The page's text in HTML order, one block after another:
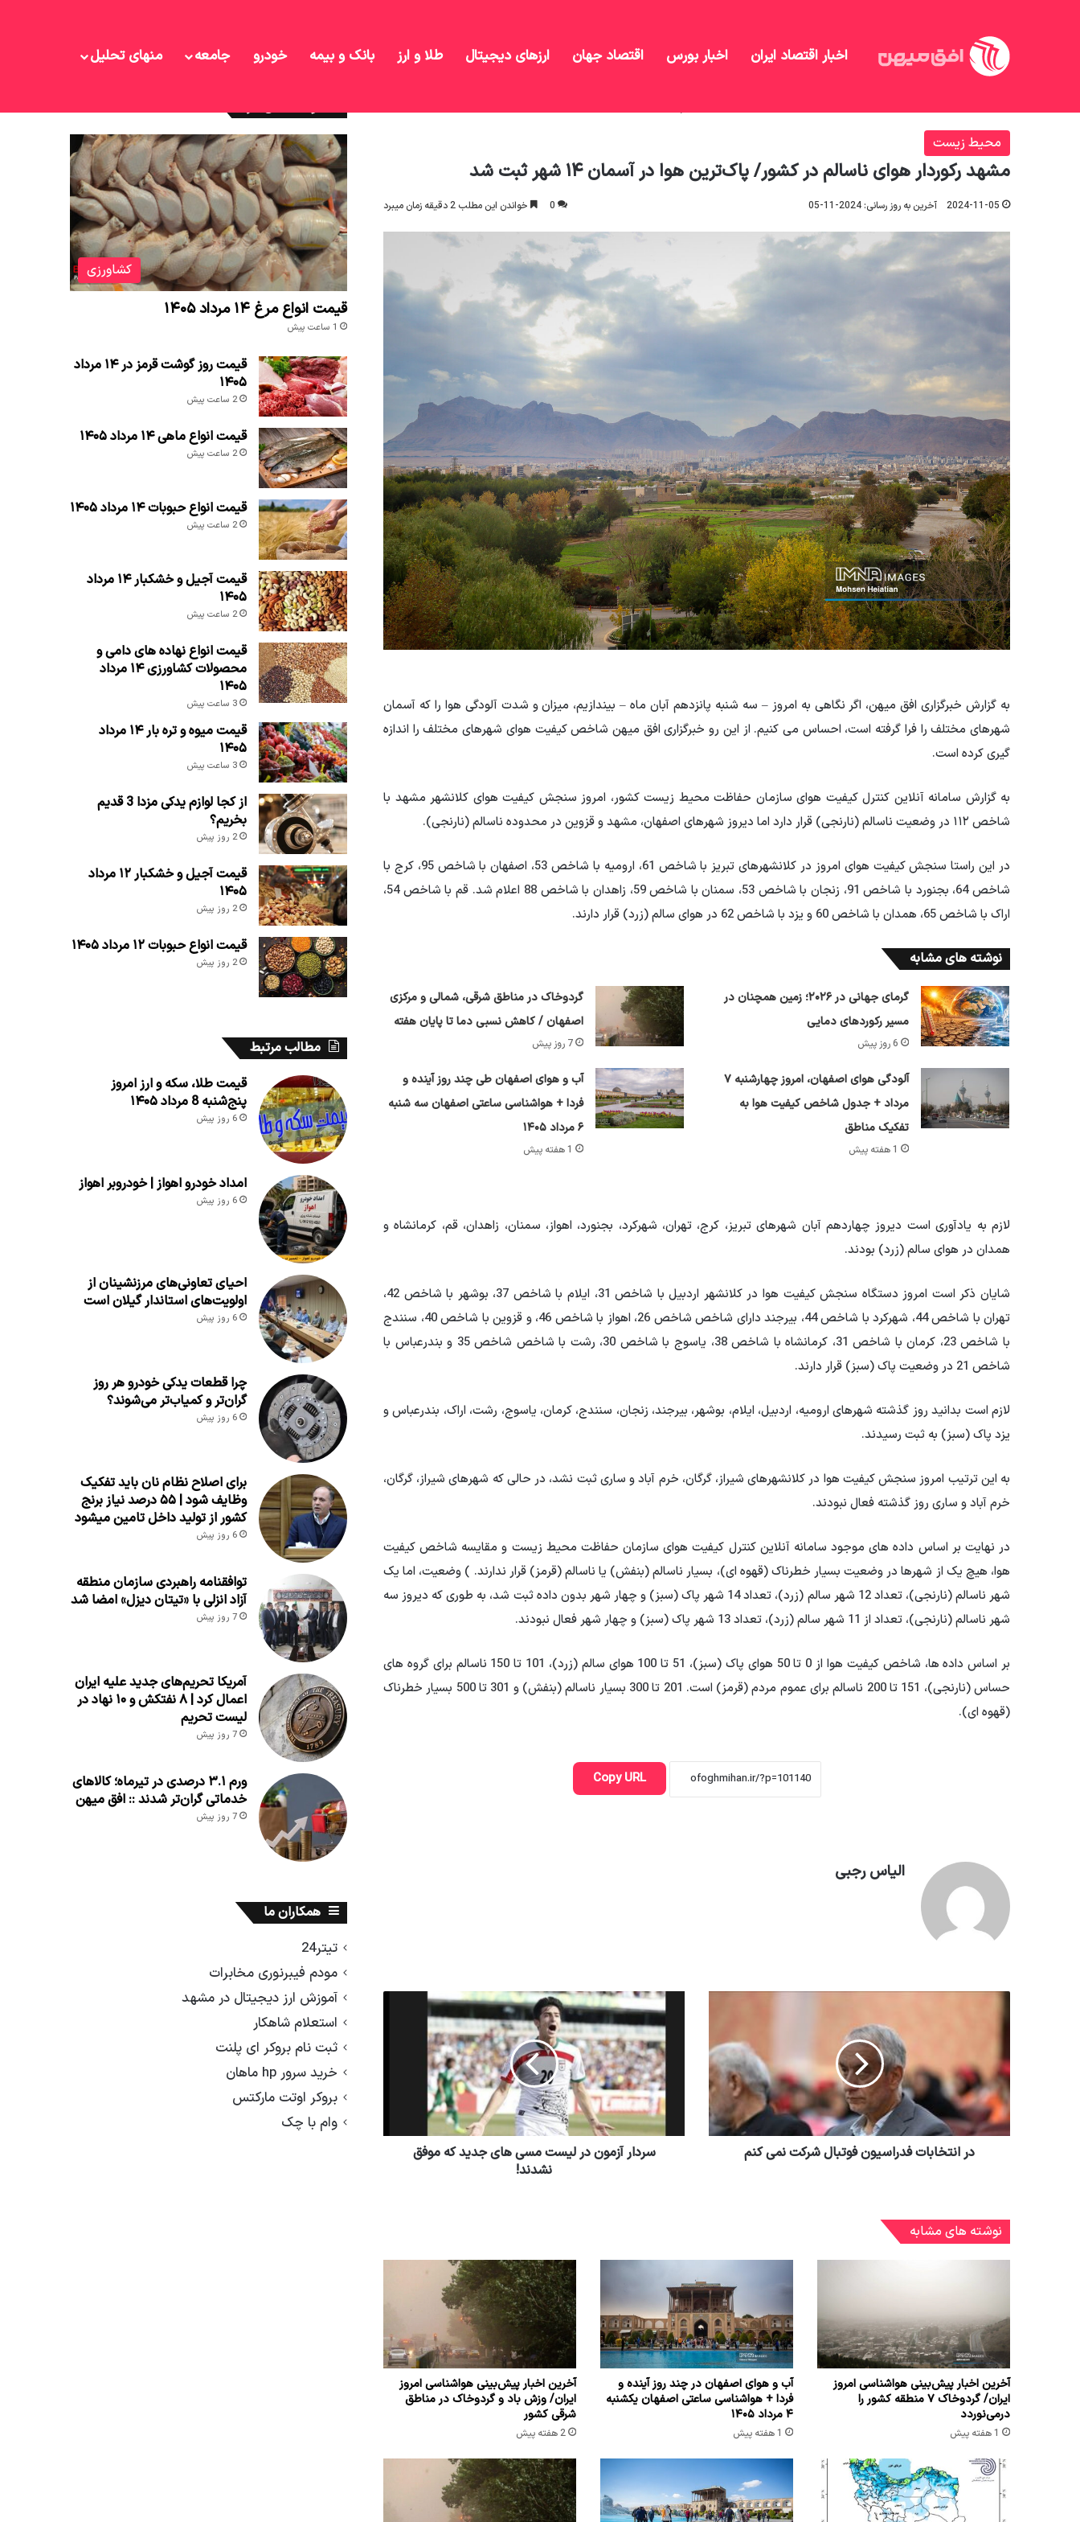
اخبار اقتصاد ایران اخبار بورس اقتصاد جهان ارزهای دیجیتال طلا و ارز بانک و بیمه خودرو جامعه منهای تحلیل
محیط زیست
مشهد رکوردار هوای ناسالم در کشور/ پاک‎‎‌ترین هوا در آسمان ۱۴ شهر ثبت شد
2024-11-05 آخرین به روز رسانی: 2024-11-05 0 خواندن این مطلب 2 دقیقه زمان میبرد
به گزارش خبرگزاری افق میهن، اگر نگاهی به امروز – سه شنبه پانزدهم آبان ماه – بیندازیم، میزان و شدت آلودگی هوا را که آسمان
شهرهای مختلف را فرا گرفته است، احساس می کنیم. از این رو خبرگزاری افق میهن شاخص کیفیت هوای شهرهای مختلف را اندازه
گیری کرده است.
به گزارش سامانه آنلاین کنترل کیفیت هوای سازمان حفاظت محیط زیست کشور، امروز سنجش کیفیت هوای کلانشهر مشهد با
شاخص ۱۱۲ در وضعیت ناسالم (نارنجی) قرار دارد اما دیروز شهرهای اصفهان، مشهد و قزوین در محدوده ناسالم (نارنجی).
در این راستا سنجش کیفیت هوای امروز در کلانشهرهای تبریز با شاخص 61، ارومیه با شاخص 53، اصفهان با شاخص 95، کرج با
شاخص 64، بجنورد با شاخص 91، زنجان با شاخص 53، سمنان با شاخص 59، زاهدان با شاخص 88 اعلام شد. قم با شاخص 54،
اراک با شاخص 65، همدان با شاخص 60 و یزد با شاخص 62 در هوای سالم (زرد) قرار دارند.
نوشته های مشابه
گرمای جهانی در ۲۰۲۶؛ زمین همچنان در
مسیر رکوردهای دمایی
6 روز پیش
گردوخاک در مناطق شرقی، شمالی و مرکزی
اصفهان / کاهش نسبی دما تا پایان هفته
7 روز پیش
آلودگی هوای اصفهان، امروز چهارشنبه ۷
مرداد + جدول شاخص کیفیت هوا به
تفکیک مناطق
1 هفته پیش
آب و هوای اصفهان طی چند روز آینده و
فردا + هواشناسی ساعتی اصفهان سه شنبه
۶ مرداد ۱۴۰۵
1 هفته پیش
لازم به یادآوری است دیروز چهاردهم آبان شهرهای تبریز، کرج، تهران، شهرکرد، بجنورد، اهواز، سمنان، زاهدان، قم، کرمانشاه و
همدان در هوای سالم (زرد) بودند.
شایان ذکر است امروز دستگاه سنجش کیفیت هوا در کلانشهر اردبیل با شاخص 31، ایلام با شاخص 37، بوشهر با شاخص 42،
تهران با شاخص 44، شهرکرد با شاخص 44، بیرجند دارای شاخص شاخص 26، اهواز با شاخص 46، و قزوین با شاخص 40، سنندج
با شاخص 23، کرمان با شاخص 31، کرمانشاه با شاخص 38، یاسوج با شاخص 30، رشت با شاخص شاخص 35 و بندرعباس با
شاخص 21 در وضعیت پاک (سبز) قرار دارند.
لازم است بدانید روز گذشته شهرهای ارومیه، اردبیل، ایلام، بوشهر، بیرجند، زنجان، سنندج، کرمان، یاسوج، رشت، اراک، بندرعباس و
یزد پاک (سبز) به ثبت رسیدند.
به این ترتیب امروز سنجش کیفیت هوا در کلانشهرهای شیراز، گرگان، خرم آباد و ساری ثبت نشد، در حالی که شهرهای شیراز، گرگان،
خرم آباد و ساری روز گذشته فعال نبودند.
در نهایت بر اساس داده های موجود سامانه آنلاین کنترل کیفیت هوای سازمان حفاظت محیط زیست و مقایسه شاخص کیفیت
هوا، هیچ یک از شهرها در وضعیت بسیار خطرناک (قهوه ای)، بسیار ناسالم (بنفش) یا ناسالم (قرمز) قرار ندارند. ) وضعیت، اما یک
شهر ناسالم (نارنجی)، تعداد 12 شهر سالم (زرد)، تعداد 14 شهر پاک (سبز) و چهار شهر بدون داده ثبت شد، به طوری که دیروز سه
شهر ناسالم (نارنجی)، تعداد از 11 شهر سالم (زرد)، تعداد 13 شهر پاک (سبز) و چهار شهر فعال نبودند.
بر اساس داده ها، شاخص کیفیت هوا از 0 تا 50 هوای پاک (سبز)، 51 تا 100 هوای سالم (زرد)، 101 تا 150 ناسالم برای گروه های
حساس (نارنجی)، 151 تا 200 ناسالم برای عموم مردم (قرمز) است. 201 تا 300 بسیار ناسالم (بنفش) و 301 تا 500 بسیار خطرناک
(قهوه ای).
Copy URL
الیاس رجبی
در انتخابات فدراسیون فوتبال شرکت نمی کنم
سردار آزمون در لیست مسی های جدید که موفق
نشدند!
نوشته های مشابه
آخرین اخبار پیش‌بینی هواشناسی امروز
ایران/ گردوخاک ۷ منطقه کشور را
درمی‌نوردد
1 هفته پیش
آب و هوای اصفهان در چند روز آینده و
فردا + هواشناسی ساعتی اصفهان یکشنبه
۴ مرداد ۱۴۰۵
1 هفته پیش
آخرین اخبار پیش‌بینی هواشناسی امروز
ایران/ وزش باد و گردوخاک در مناطق
شرقی کشور
2 هفته پیش
کشاورزی
قیمت انواع مرغ ۱۴ مرداد ۱۴۰۵
1 ساعت پیش
قیمت روز گوشت قرمز در ۱۴ مرداد
۱۴۰۵
2 ساعت پیش
قیمت انواع ماهی ۱۴ مرداد ۱۴۰۵
2 ساعت پیش
قیمت انواع حبوبات ۱۴ مرداد ۱۴۰۵
2 ساعت پیش
قیمت آجیل و خشکبار ۱۴ مرداد
۱۴۰۵
2 ساعت پیش
قیمت انواع نهاده های دامی و
محصولات کشاورزی ۱۴ مرداد
۱۴۰۵
3 ساعت پیش
قیمت میوه و تره بار ۱۴ مرداد
۱۴۰۵
3 ساعت پیش
از کجا لوازم یدکی مزدا 3 قدیم
بخریم؟
2 روز پیش
قیمت آجیل و خشکبار ۱۲ مرداد
۱۴۰۵
2 روز پیش
قیمت انواع حبوبات ۱۲ مرداد ۱۴۰۵
2 روز پیش
مطالب مرتبط
قیمت طلا، سکه و ارز امروز
پنج‌شنبه 8 مرداد ۱۴۰۵
6 روز پیش
امداد خودرو اهواز | خودروبر اهواز
6 روز پیش
احیای تعاونی‌های مرزنشینان از
اولویت‌های استاندار گیلان است
6 روز پیش
چرا قطعات یدکی خودرو هر روز
گران‌تر و کمیاب‌تر می‌شوند؟
6 روز پیش
برای اصلاح نظام نان باید تفکیک
وظایف شود | ۵۵ درصد نیاز برنج
کشور از تولید داخل تامین میشود
6 روز پیش
توافقنامه راهبردی سازمان منطقه
آزاد انزلی با «تیتان دیزل» امضا شد
7 روز پیش
آمریکا تحریم‌های جدید علیه ایران
اعمال کرد | ۸ نفتکش و ۱۰ نهاد در
لیست تحریم
7 روز پیش
ورم ۳.۱ درصدی در تیرماه؛ کالاهای
خدماتی گران‌تر شدند :: افق میهن
7 روز پیش
همکاران ما
تیتر24
مودم فیبرنوری مخابرات
آموزش ارز دیجیتال در مشهد
استعلام شاهکار
ثبت نام بروکر ای پلنت
خرید سرور hp ماهان
بروکر اوتت مارکتس
وام با چک